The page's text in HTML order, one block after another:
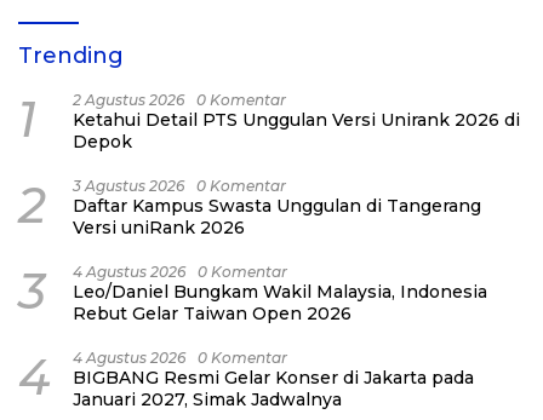
Trending
1 2 Agustus 2026 0 Komentar
Ketahui Detail PTS Unggulan Versi Unirank 2026 di
Depok
2 3 Agustus 2026 0 Komentar
Daftar Kampus Swasta Unggulan di Tangerang
Versi uniRank 2026
3 4 Agustus 2026 0 Komentar
Leo/Daniel Bungkam Wakil Malaysia, Indonesia
Rebut Gelar Taiwan Open 2026
4 4 Agustus 2026 0 Komentar
BIGBANG Resmi Gelar Konser di Jakarta pada
Januari 2027, Simak Jadwalnya